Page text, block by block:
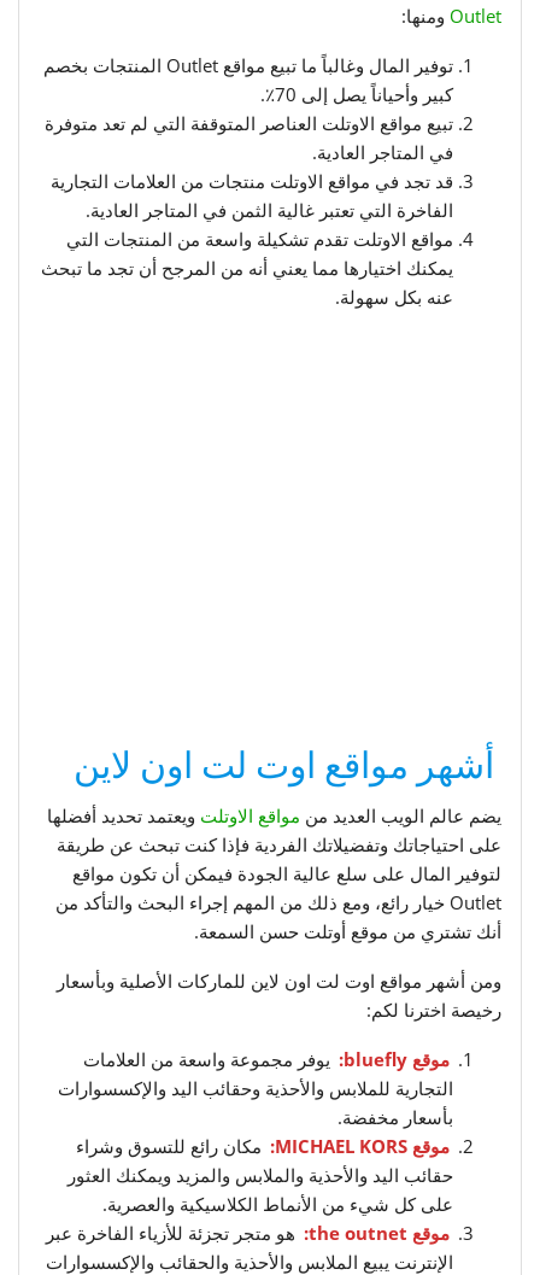
Outlet ومنها:
توفير المال وغالباً ما تبيع مواقع Outlet المنتجات بخصم
كبير وأحياناً يصل إلى 70٪.
تبيع مواقع الاوتلت العناصر المتوقفة التي لم تعد متوفرة
في المتاجر العادية.
قد تجد في مواقع الاوتلت منتجات من العلامات التجارية
الفاخرة التي تعتبر غالية الثمن في المتاجر العادية.
مواقع الاوتلت تقدم تشكيلة واسعة من المنتجات التي
يمكنك اختيارها مما يعني أنه من المرجح أن تجد ما تبحث
عنه بكل سهولة.
أشهر مواقع اوت لت اون لاين
يضم عالم الويب العديد من مواقع الاوتلت ويعتمد تحديد أفضلها
على احتياجاتك وتفضيلاتك الفردية فإذا كنت تبحث عن طريقة
لتوفير المال على سلع عالية الجودة فيمكن أن تكون مواقع
Outlet خيار رائع، ومع ذلك من المهم إجراء البحث والتأكد من
أنك تشتري من موقع أوتلت حسن السمعة.
ومن أشهر مواقع اوت لت اون لاين للماركات الأصلية وبأسعار
رخيصة اخترنا لكم:
موقع bluefly:
يوفر مجموعة واسعة من العلامات
التجارية للملابس والأحذية وحقائب اليد والإكسسوارات
بأسعار مخفضة.
موقع MICHAEL KORS:
مكان رائع للتسوق وشراء
حقائب اليد والأحذية والملابس والمزيد ويمكنك العثور
على كل شيء من الأنماط الكلاسيكية والعصرية.
موقع the outnet:
هو متجر تجزئة للأزياء الفاخرة عبر
الإنترنت يبيع الملابس والأحذية والحقائب والإكسسوارات